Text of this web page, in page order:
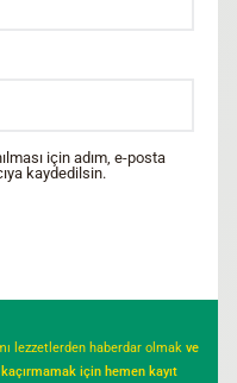
için adım, e-posta
kaydedilsin.
lezzetlerden haberdar olmak ve
için hemen kayıt